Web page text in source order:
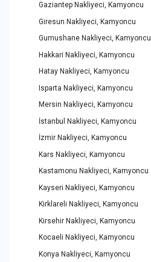
Gaziantep Nakliyeci, Kamyoncu
Giresun Nakliyeci, Kamyoncu
Gumushane Nakliyeci, Kamyoncu
Hakkari Nakliyeci, Kamyoncu
Hatay Nakliyeci, Kamyoncu
Isparta Nakliyeci, Kamyoncu
Mersin Nakliyeci, Kamyoncu
İstanbul Nakliyeci, Kamyoncu
İzmir Nakliyeci, Kamyoncu
Kars Nakliyeci, Kamyoncu
Kastamonu Nakliyeci, Kamyoncu
Kayseri Nakliyeci, Kamyoncu
Kirklareli Nakliyeci, Kamyoncu
Kirsehir Nakliyeci, Kamyoncu
Kocaeli Nakliyeci, Kamyoncu
Konya Nakliyeci, Kamyoncu